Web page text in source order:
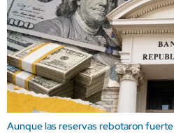
Aunque las reservas rebotaron fuerte